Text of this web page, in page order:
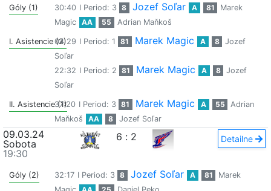
Góly (1) 30:40 I Period: 3 8 Jozef Soľar A 81
Marek
Magic
AA 55 Adrian Maňkoš
I. Asistencie (2)04:29 I Period: 1 81 Marek Magic A 8
Jozef
Soľar
22:32 I Period: 2 81 Marek Magic A 8
Jozef
Soľar
II. Asistencie (1)
37:20 I Period: 3 81 Marek Magic A 55
Adrian
Maňkoš
AA 8 Jozef Soľar
09.03.24
Sobota
19:30
6 : 2 Detailne
Góly (2) 32:17 I Period: 3 8 Jozef Soľar A 81
Marek